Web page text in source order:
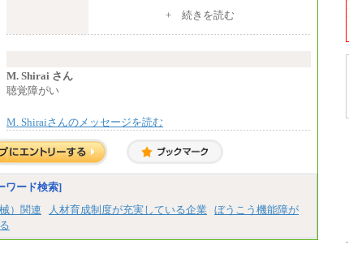
※入社後早期から、自律的な業務遂行が
求められる職務を担う方については、月額給
与315,000円です。
す。
※個別に設定する給与については、選考
の過程で決定していきます。
※上記に加え、所定労働時間外に勤務を
した場合には、時間外勤務手当を支給しま
ん。
＜募集各社・全職種共通＞
+ 続きを読む
M. Shirai さん
聴覚障がい
M. Shiraiさんのメッセージを読む
ワード検索]
）関連 人材育成制度が充実している企業
ぼうこう機能障が